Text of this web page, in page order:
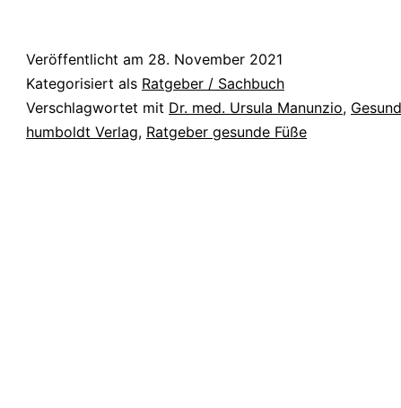
Veröffentlicht am 28. November 2021
Kategorisiert als Ratgeber / Sachbuch
Verschlagwortet mit Dr. med. Ursula Manunzio,
humboldt Verlag, Ratgeber gesunde Füße